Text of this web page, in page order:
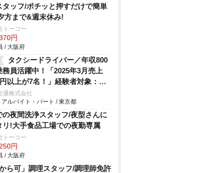
タッフ/ポチッと押すだけで簡単
方まで&週末休み!
トーコー
円
/ 大阪府
タクシードライバー／年収800
務員活躍中！「2025年3月売上
以上が7名！」経験者対象：支
万円支給！未経験者対象：6ヶ月
円保障！ホワイト＆クリーンな
プ企業！国土交通省 女性ドライ
援企業認定済
通株式会社
アルバイト・パート / 東京都
の夜間洗浄スタッフ/夜型さんに
リ!大手食品工場での夜勤専属
トーコー
円
/ 大阪府
から可」調理スタッフ/調理師免許